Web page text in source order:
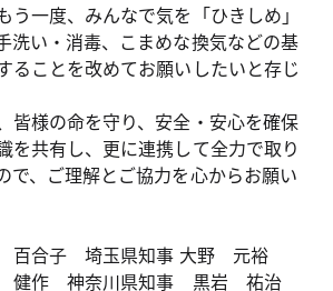
う一度、みんなで気を「ひきしめ」
洗い・消毒、こまめな換気などの基
ることを改めてお願いしたいと存じ
皆様の命を守り、安全・安心を確保
を共有し、更に連携して全力で取り
で、ご理解とご協力を心からお願い
合子 埼玉県知事 大野 元裕
健作 神奈川県知事 黒岩 祐治